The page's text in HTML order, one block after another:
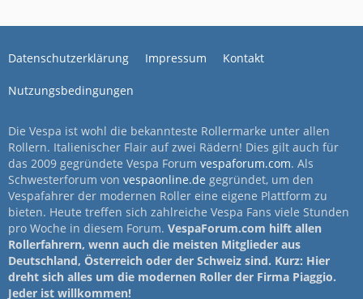
Datenschutzerklärung Impressum Kontakt
Nutzungsbedingungen
Die Vespa ist wohl die bekannteste Rollermarke unter allen
Rollern. Italienischer Flair auf zwei Rädern! Dies gilt auch für
das 2009 gegründete Vespa Forum vespaforum.com. Als
Schwesterforum von vespaonline.de gegründet, um den
Vespafahrer der modernen Roller eine eigene Plattform zu
bieten. Heute treffen sich zahlreiche Vespa Fans viele Stunden
pro Woche in diesem Forum. VespaForum.com hilft allen
Rollerfahrern, wenn auch die meisten Mitglieder aus
Deutschland, Österreich oder der Schweiz sind. Kurz: Hier
dreht sich alles um die modernen Roller der Firma Piaggio.
Jeder ist willkommen!